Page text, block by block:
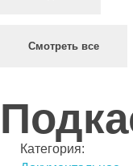
Смотреть все
Категория: